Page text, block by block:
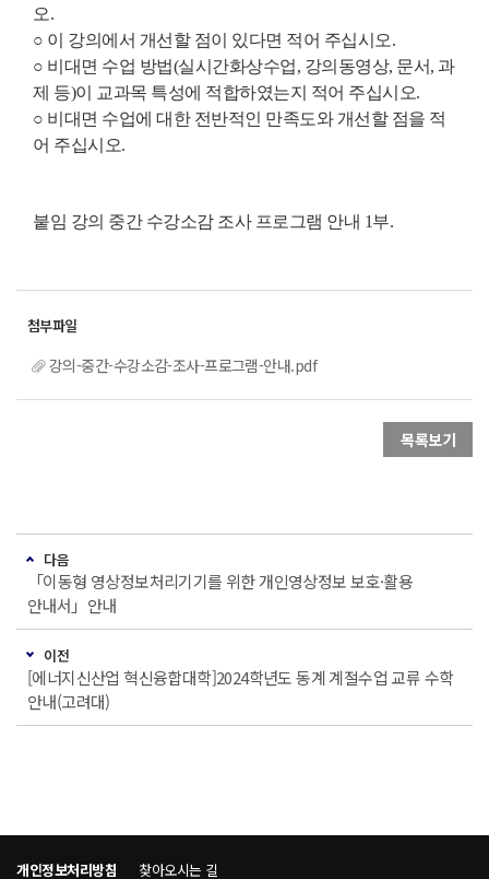
오.
○ 이 강의에서 개선할 점이 있다면 적어 주십시오.
○ 비대면 수업 방법(실시간화상수업, 강의동영상, 문서, 과
제 등)이 교과목 특성에 적합하였는지 적어 주십시오.
○ 비대면 수업에 대한 전반적인 만족도와 개선할 점을 적
어 주십시오.
붙임 강의 중간 수강소감 조사 프로그램 안내 1부.
강의-중간-수강소감-조사-프로그램-안내.pdf
목록보기
다음
「이동형 영상정보처리기기를 위한 개인영상정보 보호·활용
안내서」안내
이전
[에너지신산업 혁신융합대학]2024학년도 동계 계절수업 교류 수학
안내(고려대)
개인정보처리방침 찾아오시는 길